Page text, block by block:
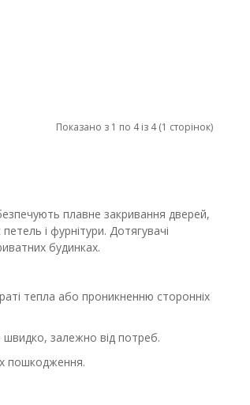
Показано з 1 по 4 із 4 (1 сторінок)
плавне закривання дверей,
і фурнітури. Дотягувачі
будинках.
тепла або проникненню сторонніх
залежно від потреб.
пошкодження.